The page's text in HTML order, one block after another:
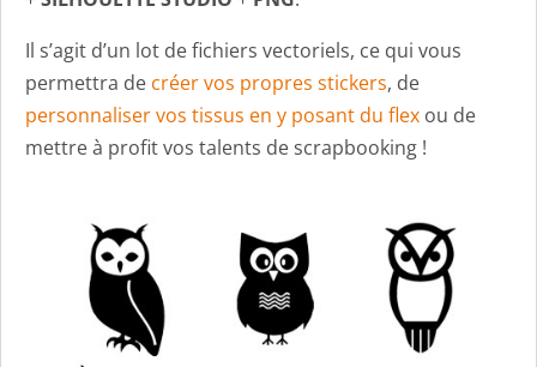
Il s’agit d’un lot de fichiers vectoriels, ce qui vous
permettra de créer vos propres stickers, de
personnaliser vos tissus en y posant du flex ou de
mettre à profit vos talents de scrapbooking !